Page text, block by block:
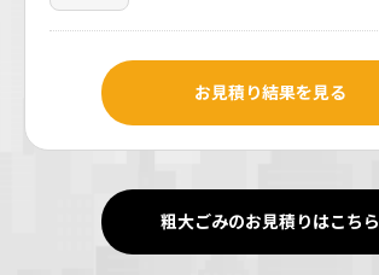
お見積り結果を見る
粗大ごみのお見積りはこちら